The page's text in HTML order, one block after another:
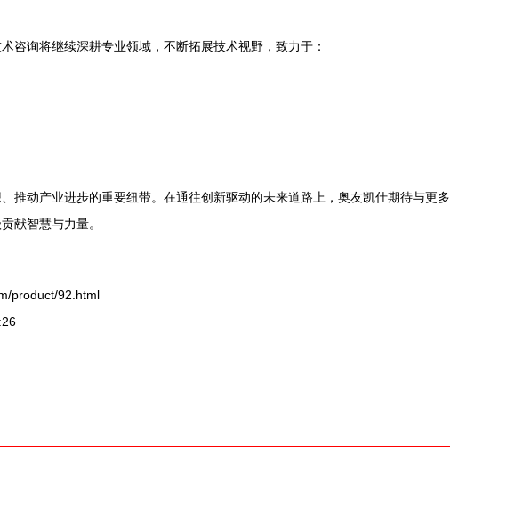
咨询将继续深耕专业领域，不断拓展技术视野，致力于：
推动产业进步的重要纽带。在通往创新驱动的未来道路上，奥友凯仕期待与更多
献智慧与力量。
product/92.html